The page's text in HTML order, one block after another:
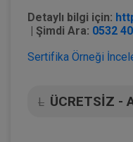
Detaylı bilgi için:
| Şimdi Ara: 0532
Sertifika Örneği
L ÜCRETSİZ -